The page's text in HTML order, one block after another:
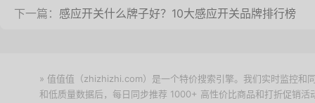
下一篇： 感应开关什么牌子好？10大感应开关品牌排行榜
» 值值值（zhizhizhi.com）是一个特价搜索引擎。我们实时监控和
和低质量数据后，每日同步推荐 1000+ 高性价比商品和打折促销